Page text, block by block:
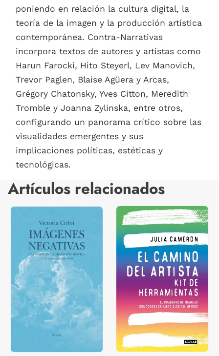
poniendo en relación la cultura digital, la
teoría de la imagen y la producción artística
contemporánea. Contra-Narrativas
incorpora textos de autores y artistas como
Harun Farocki, Hito Steyerl, Lev Manovich,
Trevor Paglen, Blaise Agüera y Arcas,
Grégory Chatonsky, Yves Citton, Meredith
Tromble y Joanna Zylinska, entre otros,
configurando un panorama crítico sobre las
visualidades emergentes y sus
implicaciones políticas, estéticas y
tecnológicas.
Artículos relacionados